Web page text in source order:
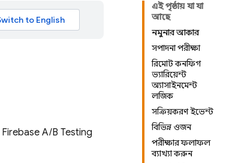
এই পৃষ্ঠায় যা যা
আছে
নমুনার আকার
সম্পাদনা পরীক্ষা
রিমোট কনফিগ
ভ্যারিয়েন্ট
অ্যাসাইনমেন্ট
লজিক
সক্রিয়করণ ইভেন্ট
বিভিন্ন ওজন
পরীক্ষার ফলাফল
ব্যাখ্যা করুন
Firebase A/B Testing